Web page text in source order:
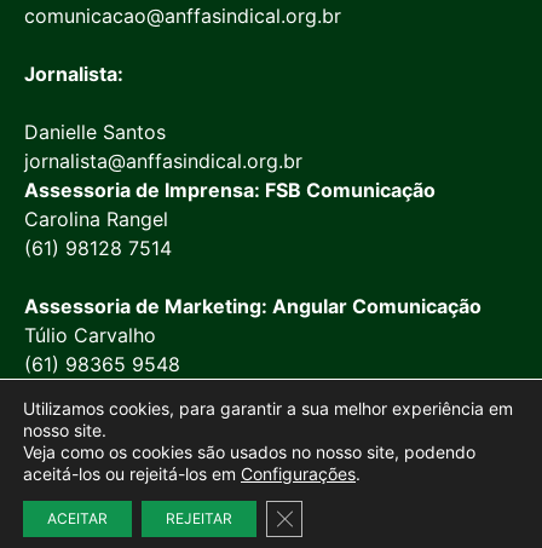
comunicacao@anffasindical.org.br
Jornalista:
Danielle Santos
jornalista@anffasindical.org.br
Assessoria de Imprensa: FSB Comunicação
Carolina Rangel
(61) 98128 7514
Assessoria de Marketing: Angular Comunicação
Túlio Carvalho
(61) 98365 9548
Site desenvolvido porMarketing Objetivo
Utilizamos cookies, para garantir a sua melhor experiência em
nosso site.
Veja como os cookies são usados no nosso site, podendo
aceitá-los ou rejeitá-los em Configurações.
ACEITAR REJEITAR Close GDPR Cookie Banner